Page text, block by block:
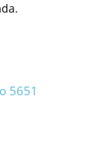
5651